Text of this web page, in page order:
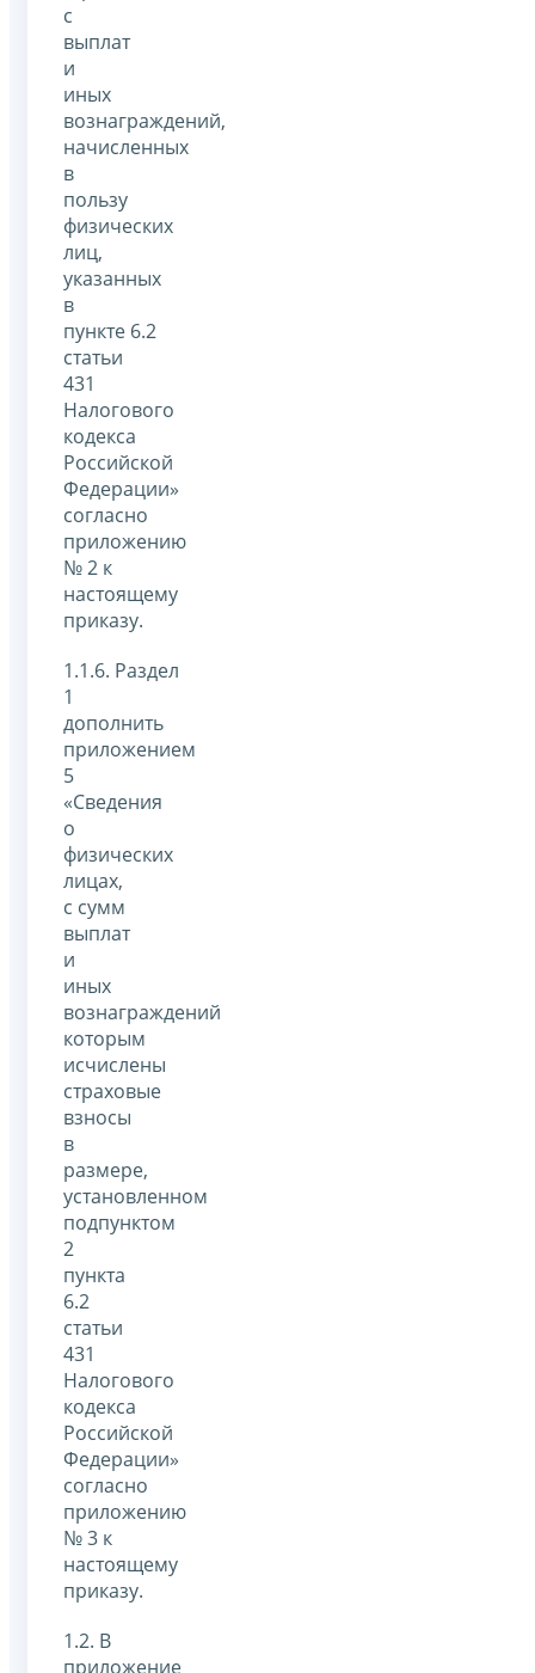
с
выплат
и
иных
вознаграждений,
начисленных
в
пользу
физических
лиц,
указанных
в
пункте 6.2
статьи
431
Налогового
кодекса
Российской
Федерации»
согласно
приложению
№ 2 к
настоящему
приказу.
1.1.6. Раздел
1
дополнить
приложением
5
«Сведения
о
физических
лицах,
с сумм
выплат
и
иных
вознаграждений
которым
исчислены
страховые
взносы
в
размере,
установленном
подпунктом
2
пункта
6.2
статьи
431
Налогового
кодекса
Российской
Федерации»
согласно
приложению
№ 3 к
настоящему
приказу.
1.2. В
приложение